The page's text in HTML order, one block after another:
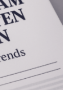
Ein
Befragten ist
Jahren eine
Drittel hat